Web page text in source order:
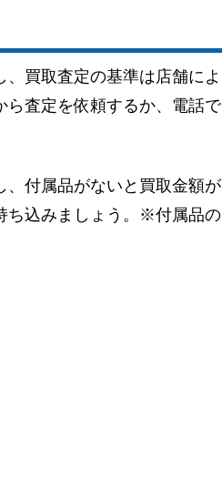
買取査定の基準は店舗によ
ら査定を依頼するか、電話で
、付属品がないと買取金額が
ち込みましょう。※付属品の